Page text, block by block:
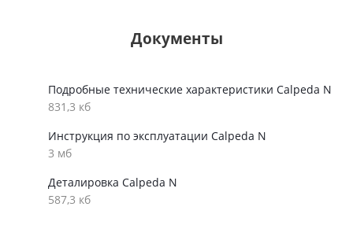
Документы
Подробные технические характеристики Calpeda N
831,3 кб
Инструкция по эксплуатации Calpeda N
3 мб
Деталировка Calpeda N
587,3 кб